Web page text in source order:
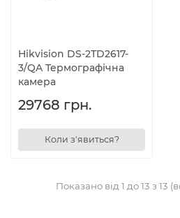
Hikvision DS-2ТD2617-
3/QA Термографічна
камера
29768 грн.
Коли з'явиться?
Показано від 1 до 13 з 13